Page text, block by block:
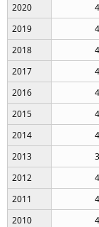
2020
2019
2018
2017
2016
2015
2014
2013
2012
2011
2010